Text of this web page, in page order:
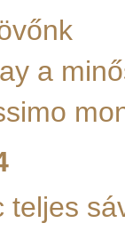
a
teljes